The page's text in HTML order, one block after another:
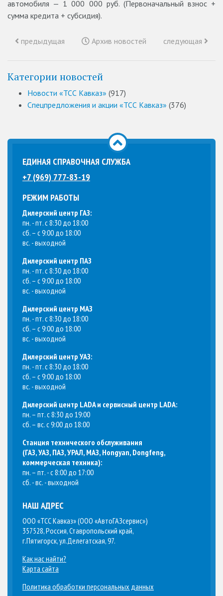
автомобиля — 1 000 000 руб. (Первоначальный взнос +
сумма кредита + субсидия).
предыдущая Архив новостей следующая
Категории новостей
Новости «ТСС Кавказ» (917)
Спецпредложения и акции «ТСС Кавказ» (376)
ЕДИНАЯ СПРАВОЧНАЯ СЛУЖБА
+7 (969) 777-83-19
РЕЖИМ РАБОТЫ
Дилерский центр ГАЗ:
пн. - пт. с 8:30 до 18:00
сб. – с 9:00 до 18:00
вс. - выходной
Дилерский центр ПАЗ
пн. - пт. с 8:30 до 18:00
сб. – с 9:00 до 18:00
вс. - выходной
Дилерский центр МАЗ
пн. - пт. с 8:30 до 18:00
сб. – с 9:00 до 18:00
вс. - выходной
Дилерский центр УАЗ:
пн. - пт. с 8:30 до 18:00
сб. – с 9:00 до 18:00
вс. - выходной
Дилерский центр LADA и сервисный центр LADA:
пн. – пт. с 8:30 до 19:00
сб. – вс. с 9:00 до 18:00
Станция технического обслуживания
(ГАЗ, УАЗ, ПАЗ, УРАЛ, МАЗ, Hongyan, Dongfeng,
коммерческая техника):
пн. – пт. - с 8:00 до 17:00
сб. - вс. - выходной
НАШ АДРЕС
ООО «ТСС Кавказ» (ООО «АвтоГАЗсервис»)
357528, Россия, Ставропольский край,
г.Пятигорск, ул.Делегатская, 97.
Как нас найти?
Карта сайта
Политика обработки персональных данных